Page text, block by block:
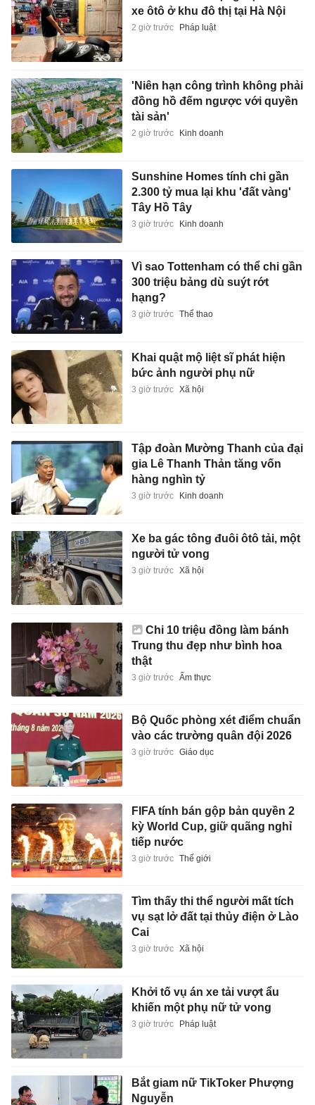
xe ôtô ở khu đô thị tại Hà Nội
2 giờ trước Pháp luật
'Niên hạn công trình không phải
đồng hồ đếm ngược với quyền
tài sản'
2 giờ trước Kinh doanh
Sunshine Homes tính chi gần
2.300 tỷ mua lại khu 'đất vàng'
Tây Hồ Tây
3 giờ trước Kinh doanh
Vì sao Tottenham có thể chi gần
300 triệu bảng dù suýt rớt
hạng?
3 giờ trước Thể thao
Khai quật mộ liệt sĩ phát hiện
bức ảnh người phụ nữ
3 giờ trước Xã hội
Tập đoàn Mường Thanh của đại
gia Lê Thanh Thản tăng vốn
hàng nghìn tỷ
3 giờ trước Kinh doanh
Xe ba gác tông đuôi ôtô tải, một
người tử vong
3 giờ trước Xã hội
Chi 10 triệu đồng làm bánh
Trung thu đẹp như bình hoa
thật
3 giờ trước Ẩm thực
Bộ Quốc phòng xét điểm chuẩn
vào các trường quân đội 2026
3 giờ trước Giáo dục
FIFA tính bán gộp bản quyền 2
kỳ World Cup, giữ quãng nghỉ
tiếp nước
3 giờ trước Thế giới
Tìm thấy thi thể người mất tích
vụ sạt lở đất tại thủy điện ở Lào
Cai
3 giờ trước Xã hội
Khởi tố vụ án xe tải vượt ẩu
khiến một phụ nữ tử vong
3 giờ trước Pháp luật
Bắt giam nữ TikToker Phượng
Nguyễn